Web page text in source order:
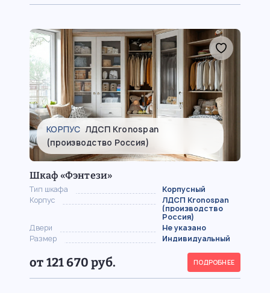
КОРПУС ЛДСП Kronospan
(производство Россия)
Шкаф «Фэнтези»
Тип шкафа
Корпусный
Корпус
ЛДСП Kronospan
(производство
Россия)
Двери
Не указано
Размер
Индивидуальный
от 121 670 руб. ПОДРОБНЕЕ